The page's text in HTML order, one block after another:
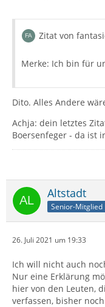
Zitat von
Merke: Ich bin für
Dito. Alles Andere
Achja: dein letztes
Boersenfeger - da ist
Altstadt
Senior-Mitglied
26. Juli 2021 um 19:33
Ich will nicht auch
Nur eine Erklärung
hier von den Leuten,
verfassen, bisher